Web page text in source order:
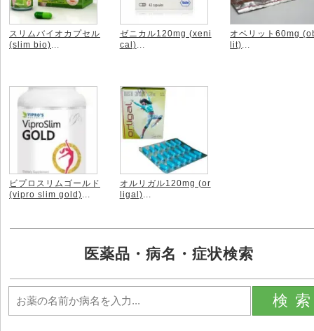
スリムバイオカプセル
(slim bio)
ゼニカル120mg (xeni
cal)
オベリット60mg
lit)
ビプロスリムゴールド
(vipro slim gold)
オルリガル120mg (or
ligal)
医薬品・病名・症状検索
検